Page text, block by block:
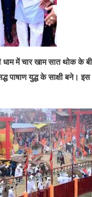
धाम में चार खाम सात थोक
पाषाण युद्ध के साक्षी बने। इस